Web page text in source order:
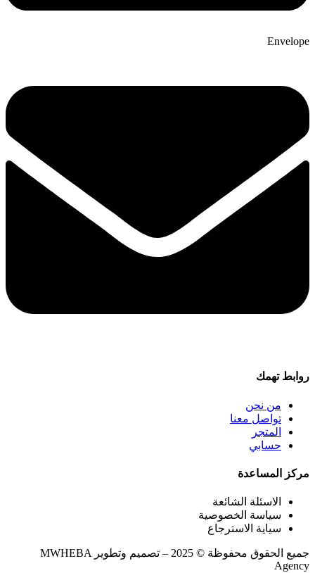
Envelope
روابط تهمك
من نحن
تواصل معنا
المتجر
حسابي
مركز المساعدة
الاسئلة الشائعة
سياسة الخصوصية
سياية الاسترجاع
جميع الحقوق محفوظة © 2025 – تصميم وتطوير MWHEBA
Agency